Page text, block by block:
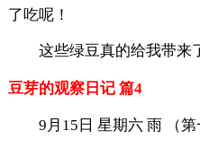
了吃呢！
这些绿豆真的给我带来
豆芽的观察日记 篇4
9月15日 星期六 雨 （第